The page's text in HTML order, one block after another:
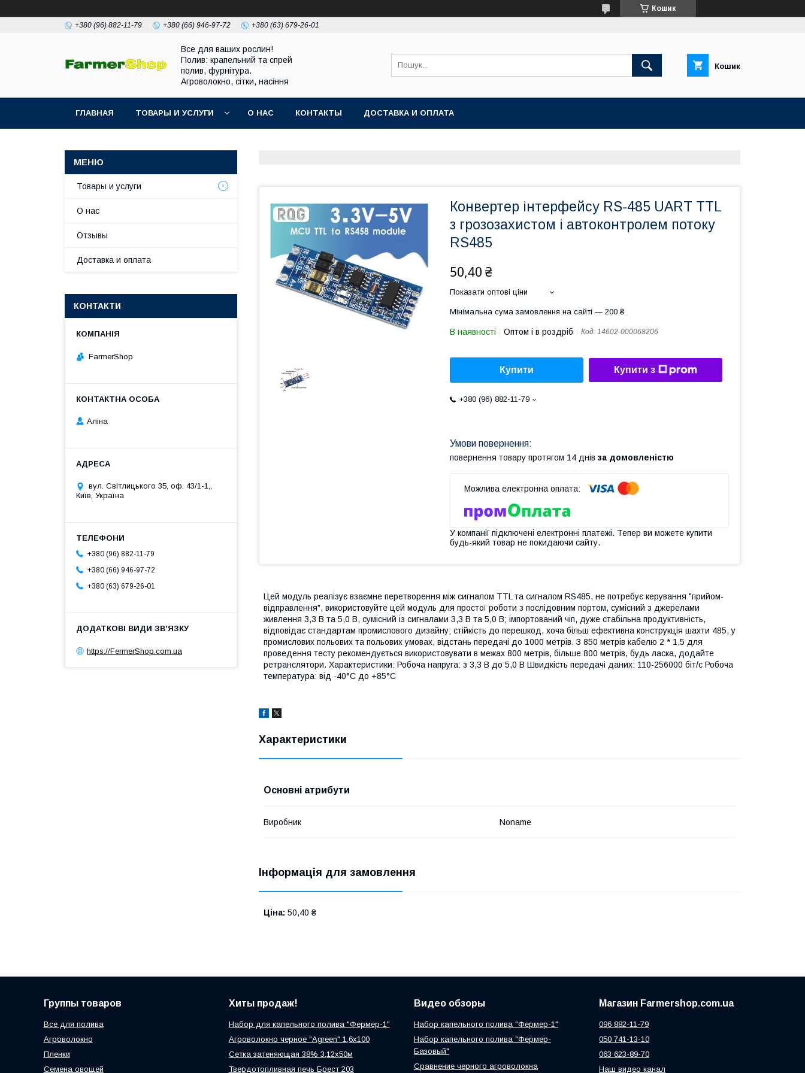
Кошик
+380 (96) 882-11-79 +380 (66) 946-97-72 +380 (63) 679-26-01
Все для ваших рослин!
Полив: крапельний та спрей
полив, фурнітура.
Агроволокно, сітки, насіння
Кошик
ГЛАВНАЯ ТОВАРЫ И УСЛУГИ О НАС КОНТАКТЫ ДОСТАВКА И ОПЛАТА
Конвертер інтерфейсу RS-485 UART TTL
з грозозахистом і автоконтролем потоку
RS485
50,40 ₴
Показати оптові ціни
Мінімальна сума замовлення на сайті — 200 ₴
В наявності Оптом і в роздріб Код: 14602-000068206
Купити Купити з
+380 (96) 882-11-79
повернення товару протягом 14 днів за домовленістю
У компанії підключені електронні платежі. Тепер ви можете купити
будь-який товар не покидаючи сайту.
Цей модуль реалізує взаємне перетворення між сигналом TTL та сигналом RS485, не потребує керування "прийом-
відправлення", використовуйте цей модуль для простої роботи з послідовним портом, сумісний з джерелами
живлення 3,3 В та 5,0 В, сумісний із сигналами 3,3 В та 5,0 В; імпортований чіп, дуже стабільна продуктивність,
відповідає стандартам промислового дизайну; стійкість до перешкод, хоча більш ефективна конструкція шахти 485, у
промислових польових та польових умовах, відстань передачі до 1000 метрів. З 850 метрів кабелю 2 * 1,5 для
проведення тесту рекомендується використовувати в межах 800 метрів, більше 800 метрів, будь ласка, додайте
ретранслятори. Характеристики: Робоча напруга: з 3,3 В до 5,0 В Швидкість передачі даних: 110-256000 біт/с Робоча
температура: від -40°C до +85°C
Характеристики
Основні атрибути
Виробник Noname
Інформація для замовлення
Ціна: 50,40 ₴
Товары и услуги
О нас
Отзывы
Доставка и оплата
КОНТАКТИ
FarmerShop
Аліна
вул. Світлицького 35, оф. 43/1-1,,
Київ, Україна
+380 (96) 882-11-79
+380 (66) 946-97-72
+380 (63) 679-26-01
https://FermerShop.com.ua
Группы товаров
Все для полива
Агроволокно
Пленки
Семена овощей
Хиты продаж!
Набор для капельного полива "Фермер-1"
Агроволокно черное "Agreen" 1,6х100
Сетка затеняющая 38% 3,12х50м
Твердотопливная печь Брест 203
Видео обзоры
Набор капельного полива "Фермер-1"
Набор капельного полива "Фермер-
Базовый"
Сравнение черного агроволокна
Магазин Farmershop.com.ua
096 882-11-79
050 741-13-10
063 623-89-70
Наш видео канал